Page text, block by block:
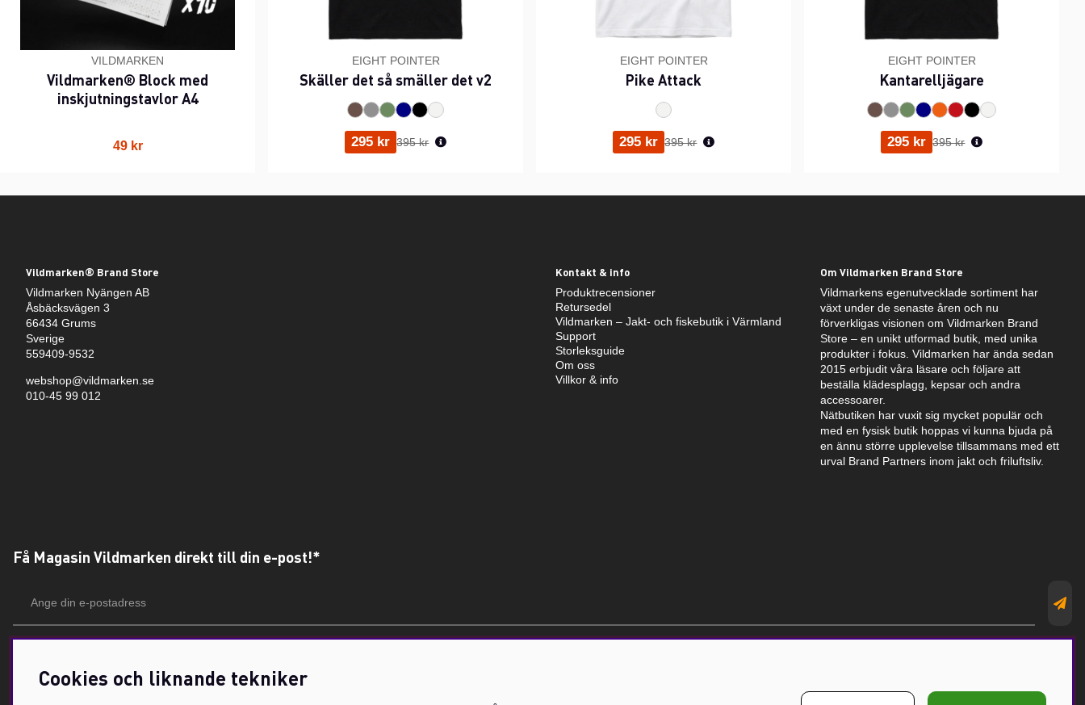
VILDMARKEN
Vildmarken® Block med
inskjutningstavlor A4
49 kr
EIGHT POINTER
Skäller det så smäller det v2
295 kr Ordinarie pris:
395 kr
EIGHT POINTER
Pike Attack
295 kr Ordinarie pris:
395 kr
EIGHT POINTER
Kantarelljägare
295 kr Ordinarie pris:
395 kr
Vildmarken® Brand Store
Vildmarken Nyängen AB
Åsbäcksvägen 3
66434 Grums
Sverige
559409-9532
webshop@vildmarken.se
010-45 99 012
Kontakt & info
Produktrecensioner
Retursedel
Vildmarken – Jakt- och fiskebutik i Värmland
Support
Storleksguide
Om oss
Villkor & info
Om Vildmarken Brand Store
Vildmarkens egenutvecklade sortiment har
växt under de senaste åren och nu
förverkligas visionen om Vildmarken Brand
Store – en unikt utformad butik, med unika
produkter i fokus. Vildmarken har ända sedan
2015 erbjudit våra läsare och följare att
beställa klädesplagg, kepsar och andra
accessoarer.
Nätbutiken har vuxit sig mycket populär och
med en fysisk butik hoppas vi kunna bjuda på
en ännu större upplevelse tillsammans med ett
urval Brand Partners inom jakt och friluftsliv.
Få Magasin Vildmarken direkt till din e-post!*
postadress
Cookies och liknande tekniker